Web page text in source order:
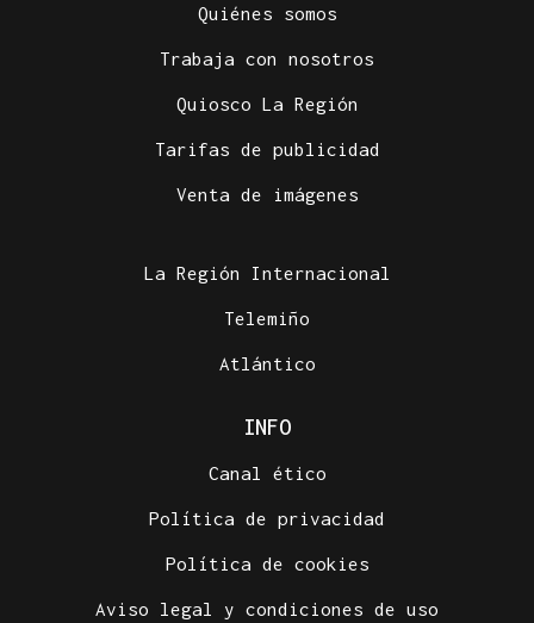
Quiénes somos
Trabaja con nosotros
Quiosco La Región
Tarifas de publicidad
Venta de imágenes
La Región Internacional
Telemiño
Atlántico
INFO
Canal ético
Política de privacidad
Política de cookies
Aviso legal y condiciones de uso